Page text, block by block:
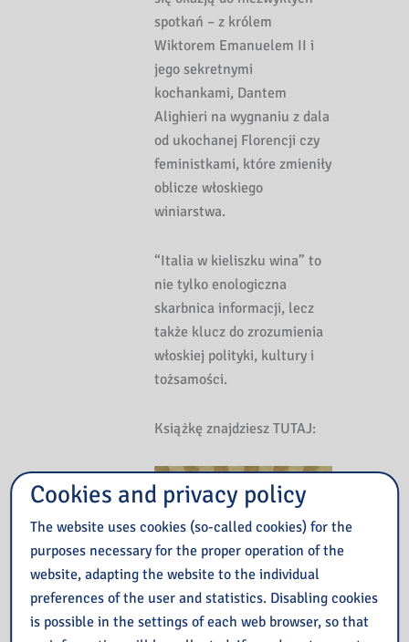
spotkań – z królem
Wiktorem Emanuelem II i
jego sekretnymi
kochankami, Dantem
Alighieri na wygnaniu z dala
od ukochanej Florencji czy
feministkami, które zmieniły
oblicze włoskiego
winiarstwa.
“Italia w kieliszku wina” to
nie tylko enologiczna
skarbnica informacji, lecz
także klucz do zrozumienia
włoskiej polityki, kultury i
tożsamości.
Książkę znajdziesz TUTAJ:
Cookies and privacy policy
The website uses cookies (so-called cookies) for the
purposes necessary for the proper operation of the
website, adapting the website to the individual
preferences of the user and statistics. Disabling cookies
is possible in the settings of each web browser, so that